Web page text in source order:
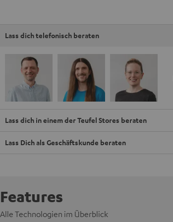
Lass dich telefonisch beraten
Lass dich in einem der Teufel Stores beraten
Lass Dich als Geschäftskunde beraten
Features
Alle Technologien im Überblick